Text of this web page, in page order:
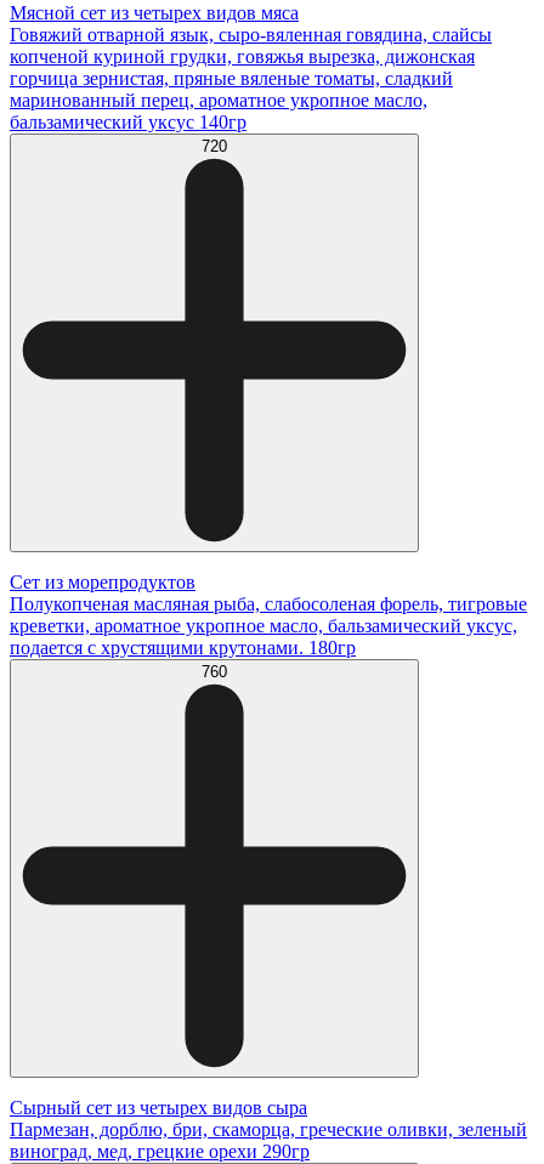
Мясной сет из четырех видов мяса
Говяжий отварной язык, сыро-вяленная говядина, слайсы
копченой куриной грудки, говяжья вырезка, дижонская
горчица зернистая, пряные вяленые томаты, сладкий
маринованный перец, ароматное укропное масло,
бальзамический уксус 140гр
720
Сет из морепродуктов
Полукопченая масляная рыба, слабосоленая форель, тигровые
креветки, ароматное укропное масло, бальзамический уксус,
подается с хрустящими крутонами. 180гр
760
Сырный сет из четырех видов сыра
Пармезан, дорблю, бри, скаморца, греческие оливки, зеленый
виноград, мед, грецкие орехи 290гр